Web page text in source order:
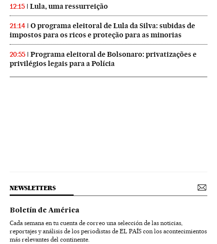
12:15 Lula, uma ressurreição
21:14
O programa eleitoral de Lula da Silva: subidas de
impostos para os ricos e proteção para as minorias
20:55
Programa eleitoral de Bolsonaro: privatizações e
privilégios legais para a Polícia
NEWSLETTERS
Boletín de América
Cada semana en tu cuenta de correo una selección de las noticias,
reportajes y análisis de los periodistas de EL PAÍS con los acontecimientos
más relevantes del continente.